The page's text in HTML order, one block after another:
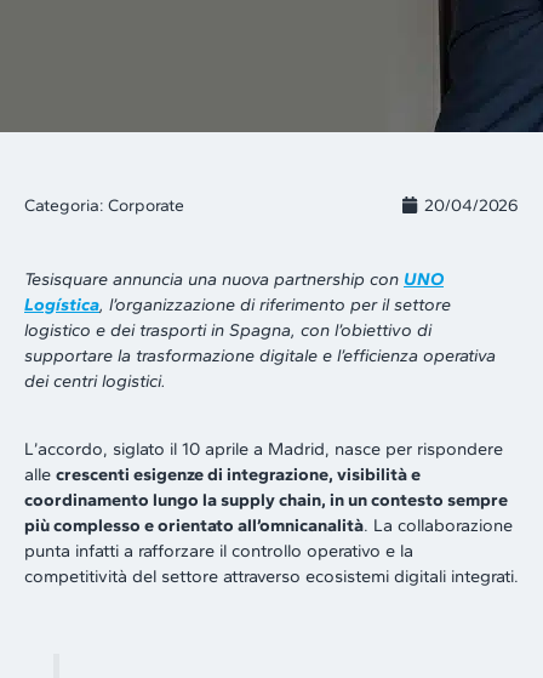
Categoria: Corporate 20/04/2026
Tesisquare annuncia una nuova partnership con UNO
Logística, l’organizzazione di riferimento per il settore
logistico e dei trasporti in Spagna, con l’obiettivo di
supportare la trasformazione digitale e l’efficienza operativa
dei centri logistici.
L’accordo, siglato il 10 aprile a Madrid, nasce per rispondere
alle crescenti esigenze di integrazione, visibilità e
coordinamento lungo la supply chain, in un contesto sempre
più complesso e orientato all’omnicanalità. La collaborazione
punta infatti a rafforzare il controllo operativo e la
competitività del settore attraverso ecosistemi digitali integrati.